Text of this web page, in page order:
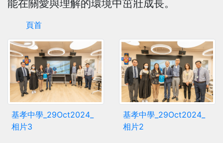
能在關愛與理解的環境中茁壯成長。
頁首
基孝中學_29Oct2024_
相片3
基孝中學_29Oct2024_
相片2